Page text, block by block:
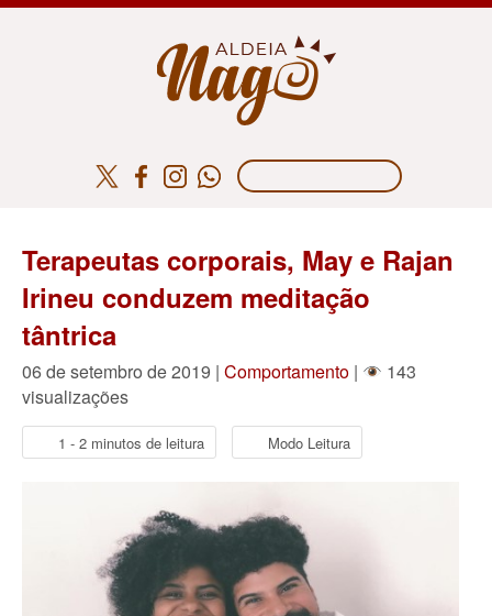
Terapeutas corporais, May e Rajan
Irineu conduzem meditação
tântrica
06 de setembro de 2019 | Comportamento |
143
visualizações
1 - 2 minutos de leitura Modo Leitura